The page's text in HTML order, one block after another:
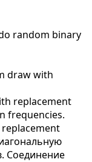
random binary
draw with
replacement
frequencies.
Соединение